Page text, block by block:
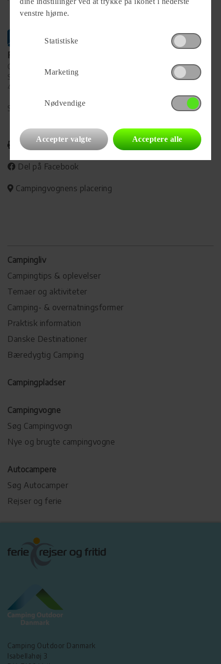
Forhandler
Campinggården Slagelse
Sorøvej 97
4200 Slagelse
Se alle vogne for forhandleren
Udskriv
Del på Facebook
Campingvognens placering
Campingliv
Campingtips & oplevelser
Temaer og aktiviteter
Camping- & overnatningsformer
Praktisk information
Danske Destinationer
Bæredygtig Camping
Campingpladser
Campingvogne
Søg Campingvogn
Nye og brugte campingvogne
Autocampere
Søg Autocamper
Rejser og ferie
Camping Outdoor Danmark
Isabellahøj 3
venstre hjørne.
Statistiske
Marketing
Nødvendige
Accepter valgte Acceptere alle